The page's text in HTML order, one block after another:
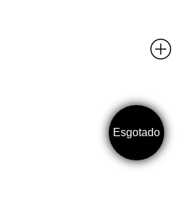
Esgotado